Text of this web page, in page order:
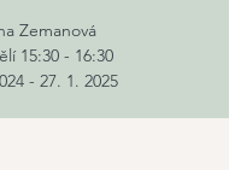
Zemanová
15:30 - 16:30
- 27. 1. 2025